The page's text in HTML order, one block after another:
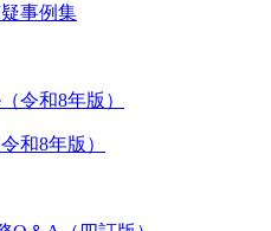
事例集
和8年版）